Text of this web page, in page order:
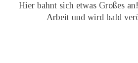
Hier bahnt sich etwas Großes
Arbeit und wird bald